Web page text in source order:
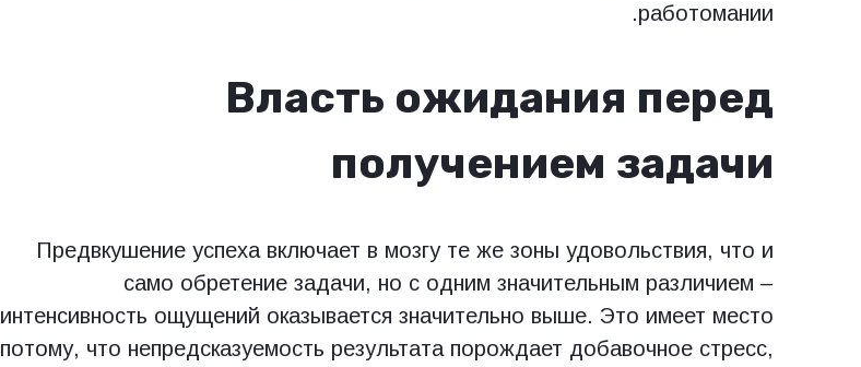
работомании.
Власть ожидания перед
получением задачи
Предвкушение успеха включает в мозгу те же зоны удовольствия, что и
само обретение задачи, но с одним значительным различием –
интенсивность ощущений оказывается значительно выше. Это имеет место
потому, что непредсказуемость результата порождает добавочное стресс,